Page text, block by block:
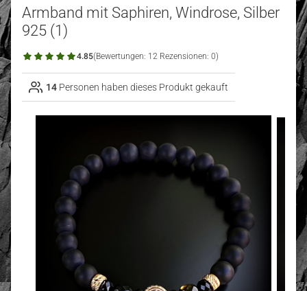
Armband mit Saphiren, Windrose, Silber
925 (1)
4.85(Bewertungen: 12 Rezensionen: 0)
14 Personen haben dieses Produkt gekauft